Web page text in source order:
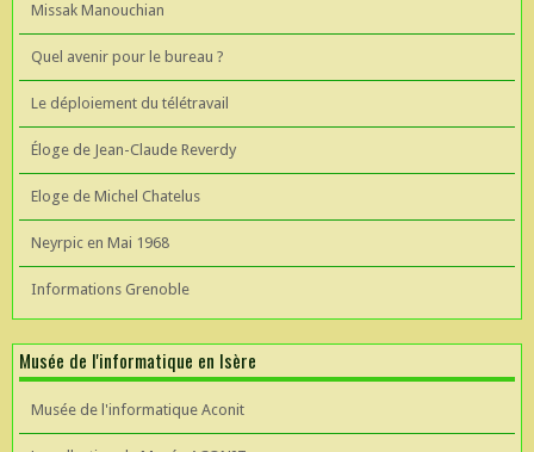
Missak Manouchian
Quel avenir pour le bureau ?
Le déploiement du télétravail
Éloge de Jean-Claude Reverdy
Eloge de Michel Chatelus
Neyrpic en Mai 1968
Informations Grenoble
Musée de l'informatique en Isère
Musée de l'informatique Aconit